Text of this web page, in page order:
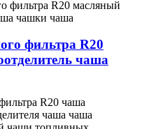
фильтра R20
чаша
R20 чаша
чаша чаша